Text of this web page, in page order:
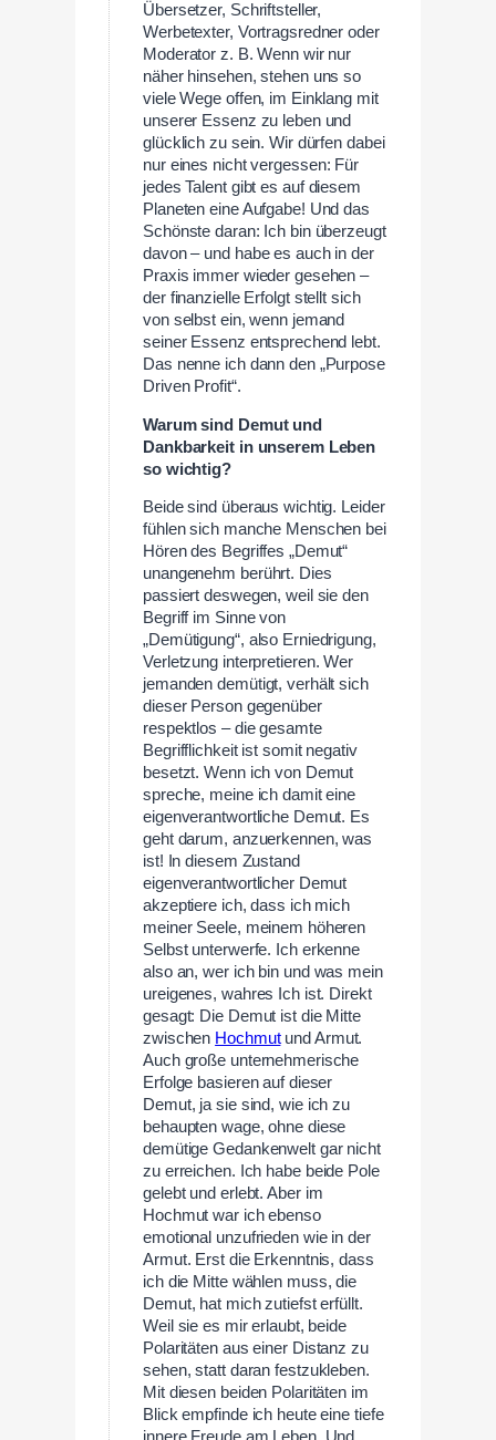
Übersetzer, Schriftsteller,
Werbetexter, Vortragsredner oder
Moderator z. B. Wenn wir nur
näher hinsehen, stehen uns so
viele Wege offen, im Einklang mit
unserer Essenz zu leben und
glücklich zu sein. Wir dürfen dabei
nur eines nicht vergessen: Für
jedes Talent gibt es auf diesem
Planeten eine Aufgabe! Und das
Schönste daran: Ich bin überzeugt
davon – und habe es auch in der
Praxis immer wieder gesehen –
der finanzielle Erfolgt stellt sich
von selbst ein, wenn jemand
seiner Essenz entsprechend lebt.
Das nenne ich dann den „Purpose
Driven Profit“.
Warum sind Demut und
Dankbarkeit in unserem Leben
so wichtig?
Beide sind überaus wichtig. Leider
fühlen sich manche Menschen bei
Hören des Begriffes „Demut“
unangenehm berührt. Dies
passiert deswegen, weil sie den
Begriff im Sinne von
„Demütigung“, also Erniedrigung,
Verletzung interpretieren. Wer
jemanden demütigt, verhält sich
dieser Person gegenüber
respektlos – die gesamte
Begrifflichkeit ist somit negativ
besetzt. Wenn ich von Demut
spreche, meine ich damit eine
eigenverantwortliche Demut. Es
geht darum, anzuerkennen, was
ist! In diesem Zustand
eigenverantwortlicher Demut
akzeptiere ich, dass ich mich
meiner Seele, meinem höheren
Selbst unterwerfe. Ich erkenne
also an, wer ich bin und was mein
ureigenes, wahres Ich ist. Direkt
gesagt: Die Demut ist die Mitte
zwischen Hochmutund Armut.
Auch große unternehmerische
Erfolge basieren auf dieser
Demut, ja sie sind, wie ich zu
behaupten wage, ohne diese
demütige Gedankenwelt gar nicht
zu erreichen. Ich habe beide Pole
gelebt und erlebt. Aber im
Hochmut war ich ebenso
emotional unzufrieden wie in der
Armut. Erst die Erkenntnis, dass
ich die Mitte wählen muss, die
Demut, hat mich zutiefst erfüllt.
Weil sie es mir erlaubt, beide
Polaritäten aus einer Distanz zu
sehen, statt daran festzukleben.
Mit diesen beiden Polaritäten im
Blick empfinde ich heute eine tiefe